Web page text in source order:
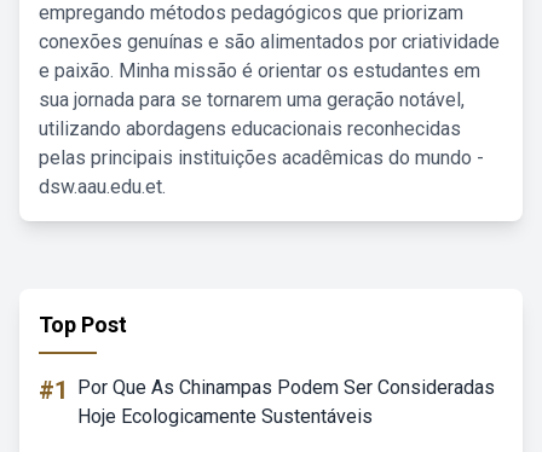
empregando métodos pedagógicos que priorizam
conexões genuínas e são alimentados por criatividade
e paixão. Minha missão é orientar os estudantes em
sua jornada para se tornarem uma geração notável,
utilizando abordagens educacionais reconhecidas
pelas principais instituições acadêmicas do mundo -
dsw.aau.edu.et.
Top Post
#1
Por Que As Chinampas Podem Ser Consideradas
Hoje Ecologicamente Sustentáveis